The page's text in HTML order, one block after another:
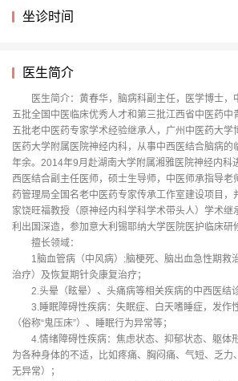
坐诊时间
医生简介
医生简介：黄春华，脑病科副主任，医学博士，
五批全国中医临床优秀人才和第三批江西省中医药中
五批老中医药专家学术经验继承人，广州中医药大学
医药大学附属医院神经内科，从事中西医结合脑病的
年余。2014年9月赴湖南大学附属湘雅医院神经内科
西医结合副主任医师，硕士生导师，中医师承指导老
药管理局全国名老中医药专家传承工作室建设项目，
家饶旺福教授（原神经内科学科学术带头人）学术
利出国深造，参加意大利锡耶纳大学医院医护临床研
擅长领域：
1脑血管病（中风病）:脑梗死、脑出血急性期救
治疗）及恢复期针灸康复治疗；
2.头晕（眩晕）、头痛病等相关疾病的中西医结诊
3.睡眠障碍性疾病：失眠症、白天嗜睡症，发作
（俗称“鬼压床”）、睡眠行为异常等；
4.情绪障碍性疾病：焦虑状态、抑郁状态、躯体
为各种身体的不适，比如疼痛、胸闷痛、气短、乏力
无异常）；